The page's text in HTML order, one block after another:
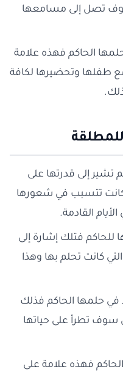
سوف تصل إلى مسامعها
الحاكم فهذه علامة
طفلها وتحضيرها لكافة
تشير إلى قدرتها على
كانت تتسبب في شعورها
القادمة.
للحاكم فتلك إشارة إلى
كانت تحلم بها وهذا
في حلمها الحاكم فذلك
سوف تطرأ على حياتها
فهذه علامة على